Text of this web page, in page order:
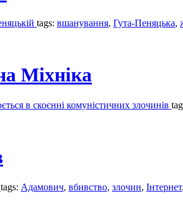
tags: вшанування, Гута-Пеняцька,
Міхніка
в скоєнні комуністичних злочинів
tags: Адамович, вбивство, злочин, Інтернет,